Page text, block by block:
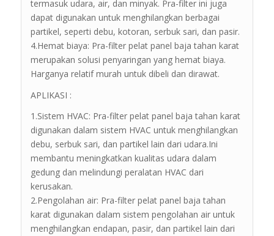
termasuk udara, air, dan minyak. Pra-filter ini juga
dapat digunakan untuk menghilangkan berbagai
partikel, seperti debu, kotoran, serbuk sari, dan pasir.
4.Hemat biaya: Pra-filter pelat panel baja tahan karat
merupakan solusi penyaringan yang hemat biaya.
Harganya relatif murah untuk dibeli dan dirawat.
APLIKASI :
1.Sistem HVAC: Pra-filter pelat panel baja tahan karat
digunakan dalam sistem HVAC untuk menghilangkan
debu, serbuk sari, dan partikel lain dari udara.Ini
membantu meningkatkan kualitas udara dalam
gedung dan melindungi peralatan HVAC dari
kerusakan.
2.Pengolahan air: Pra-filter pelat panel baja tahan
karat digunakan dalam sistem pengolahan air untuk
menghilangkan endapan, pasir, dan partikel lain dari